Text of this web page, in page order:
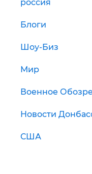
россия
Блоги
Шоу-Биз
Мир
Военное
Новости
США